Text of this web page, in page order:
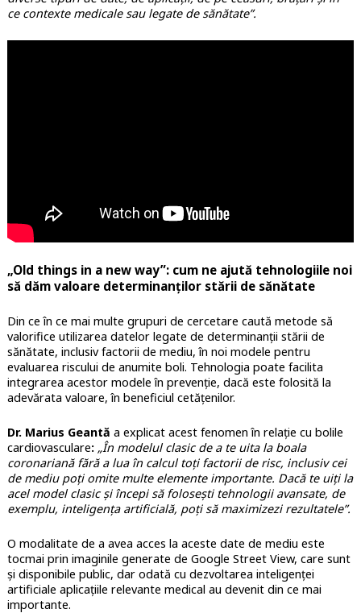
ce contexte medicale sau legate de sănătate”.
„Old things in a new way”: cum ne ajută tehnologiile noi
să dăm valoare determinanților stării de sănătate
Din ce în ce mai multe grupuri de cercetare caută metode să
valorifice utilizarea datelor legate de determinanții stării de
sănătate, inclusiv factorii de mediu, în noi modele pentru
evaluarea riscului de anumite boli. Tehnologia poate facilita
integrarea acestor modele în prevenție, dacă este folosită la
adevărata valoare, în beneficiul cetățenilor.
Dr. Marius Geantă a explicat acest fenomen în relație cu bolile
cardiovasculare:„În modelul clasic de a te uita la boala
coronariană fără a lua în calcul toți factorii de risc, inclusiv cei
de mediu poți omite multe elemente importante. Dacă te uiți la
acel model clasic și începi să folosești tehnologii avansate, de
exemplu, inteligența artificială, poți să maximizezi rezultatele”.
O modalitate de a avea acces la aceste date de mediu este
tocmai prin imaginile generate de Google Street View, care sunt
și disponibile public, dar odată cu dezvoltarea inteligenței
artificiale aplicațiile relevante medical au devenit din ce mai
importante.